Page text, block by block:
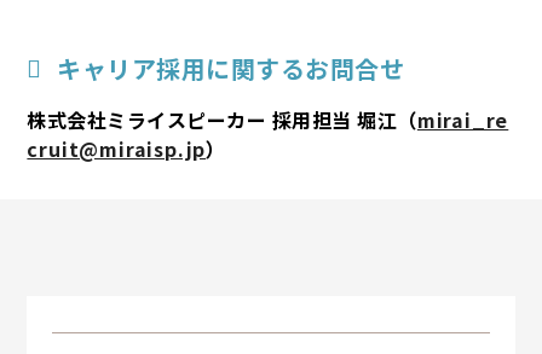
キャリア採用に関するお問合せ
株式会社ミライスピーカー 採用担当 堀江（mirai_re
cruit@miraisp.jp）